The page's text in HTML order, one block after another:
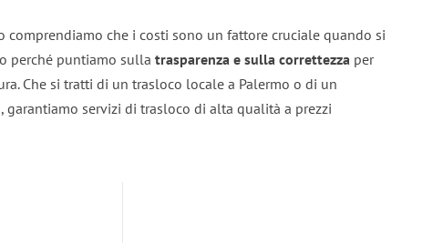
comprendiamo che i costi sono un fattore cruciale quando si
perché puntiamo sulla trasparenza e sulla correttezza per
Che si tratti di un trasloco locale a Palermo o di un
garantiamo servizi di trasloco di alta qualità a prezzi